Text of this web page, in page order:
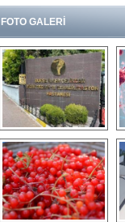
FOTO GALERİ
Ve burası da bir
devlet hastanesi